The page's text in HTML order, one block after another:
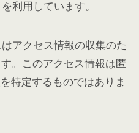
利用しています。
アクセス情報の収集のた
。このアクセス情報は匿
特定するものではありま